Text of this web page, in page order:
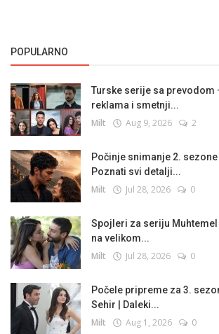
POPULARNO
Turske serije sa prevodom
reklama i smetnji...
Milt Aug 9, 2026 2
Počinje snimanje 2.
Poznati svi detalji...
Milt Jul 28, 2026 0
Spojleri za seriju Muhtemel
na velikom...
Milt Jul 28, 2026 0
Počele pripreme za 3.
Sehir | Daleki...
Milt Aug 1, 2026 0